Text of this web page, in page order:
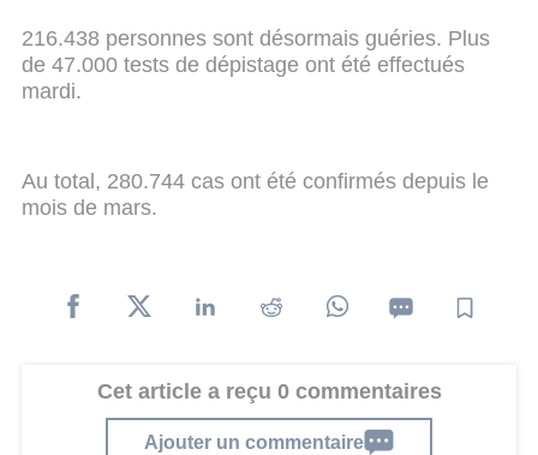
216.438 personnes sont désormais guéries. Plus
de 47.000 tests de dépistage ont été effectués
mardi.
Au total, 280.744 cas ont été confirmés depuis le
mois de mars.
Cet article a reçu 0 commentaires
Ajouter un commentaire